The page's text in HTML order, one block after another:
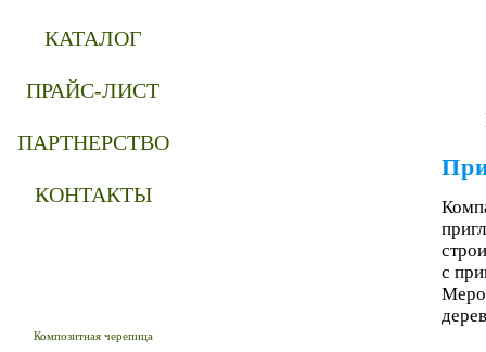
КАТАЛОГ
ПРАЙС-ЛИСТ
ПАРТНЕРСТВО
КОНТАКТЫ
Композитная черепица
с